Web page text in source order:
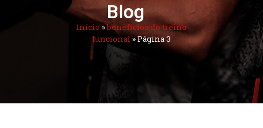
Blog
Início »benefícios do treino
funcional»Página 3